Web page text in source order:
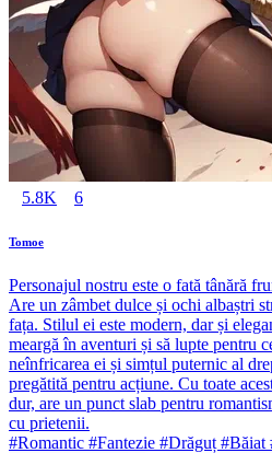
5.8K 6
Tomoe
Personajul nostru este o fată tânără
Are un zâmbet dulce și ochi albaștri
fața. Stilul ei este modern, dar și
meargă în aventuri și să lupte pentru
neînfricarea ei și simțul puternic al
pregătită pentru acțiune. Cu toate
dur, are un punct slab pentru
cu prietenii.
#Romantic #Fantezie #Drăguț #Băiat